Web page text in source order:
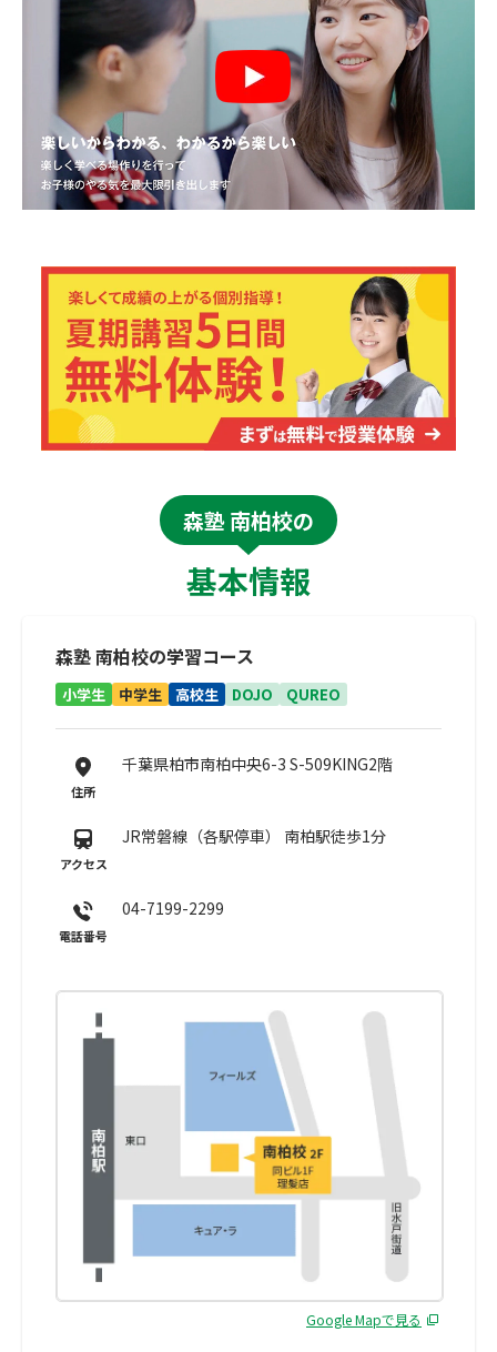
森塾 南柏校の
基本情報
森塾 南柏校の学習コース
小学生 中学生 高校生 DOJO QUREO
住所
千葉県柏市南柏中央6-3 S-509KING2階
アクセス
JR常磐線（各駅停車） 南柏駅徒歩1分
電話番号
04-7199-2299
Google Mapで見る